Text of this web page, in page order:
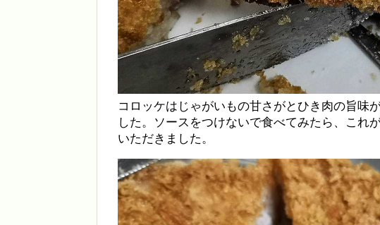
コロッケはじゃがいもの甘さがとひき肉の旨味
した。ソースをつけないで食べてみたら、これ
いただきました。